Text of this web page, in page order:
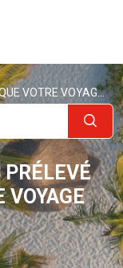
VOYAGE EST CO...
VOYAGE